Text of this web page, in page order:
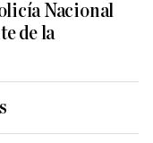
Nacional
de la